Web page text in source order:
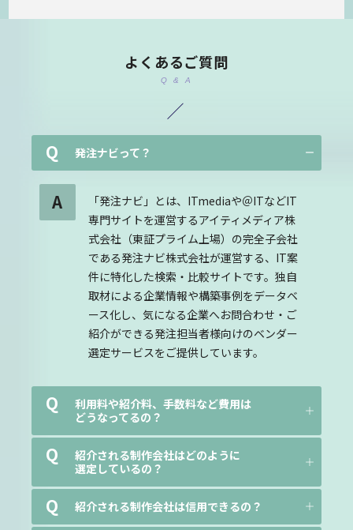
よくあるご質問
Q & A
Q 発注ナビって？
A
「発注ナビ」とは、ITmediaや＠ITなどIT
専門サイトを運営するアイティメディア株
式会社（東証プライム上場）の完全子会社
である発注ナビ株式会社が運営する、IT案
件に特化した検索・比較サイトです。独自
取材による企業情報や構築事例をデータベ
ース化し、気になる企業へお問合わせ・ご
紹介ができる発注担当者様向けのベンダー
選定サービスをご提供しています。
Q
利用料や紹介料、手数料など費用は
どうなってるの？
Q
紹介される制作会社はどのように
選定しているの？
Q 紹介される制作会社は信用できるの？